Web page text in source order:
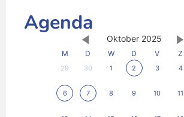
Agenda
Oktober 2025
M D W D V Z
29 30 1 2 3 4
6 7 8 9 10 11